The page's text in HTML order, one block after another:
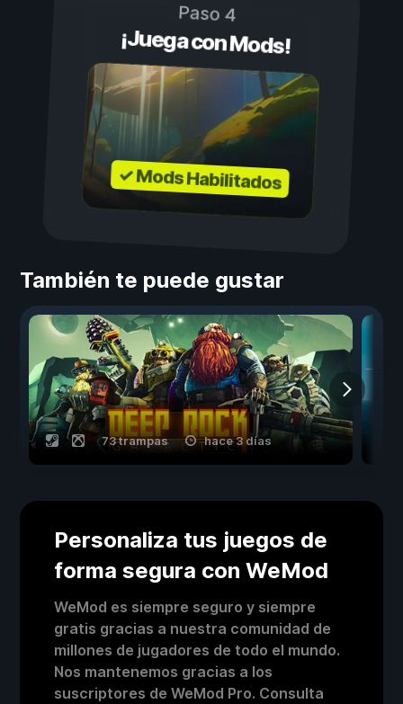
Paso 4
¡Juega con Mods!
✓ Mods Habilitados
También te puede gustar
73 trampas hace 3 días
Personaliza tus juegos de
forma segura con WeMod
WeMod es siempre seguro y siempre
gratis gracias a nuestra comunidad de
millones de jugadores de todo el mundo.
Nos mantenemos gracias a los
suscriptores de WeMod Pro. Consulta